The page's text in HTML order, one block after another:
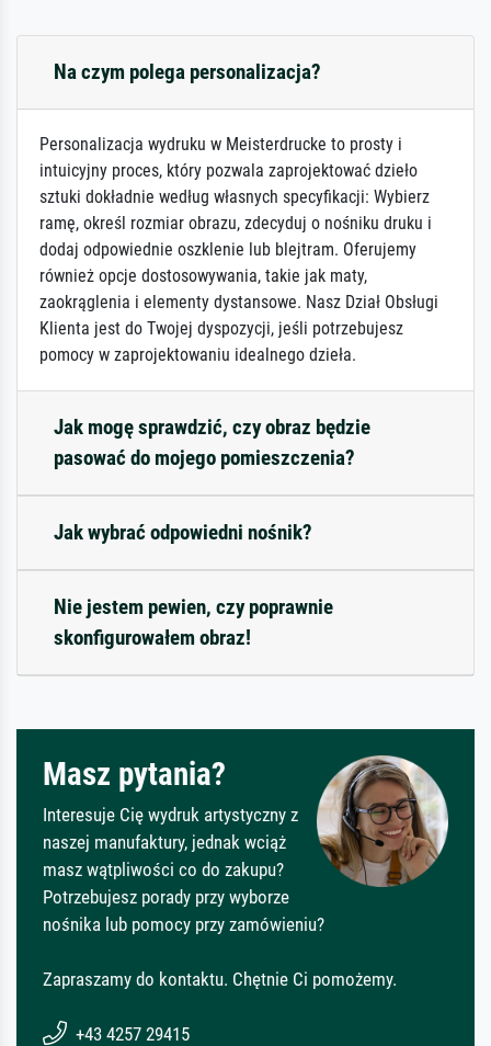
Na czym polega personalizacja?
Personalizacja wydruku w Meisterdrucke to prosty i
intuicyjny proces, który pozwala zaprojektować dzieło
sztuki dokładnie według własnych specyfikacji: Wybierz
ramę, określ rozmiar obrazu, zdecyduj o nośniku druku i
dodaj odpowiednie oszklenie lub blejtram. Oferujemy
również opcje dostosowywania, takie jak maty,
zaokrąglenia i elementy dystansowe. Nasz Dział Obsługi
Klienta jest do Twojej dyspozycji, jeśli potrzebujesz
pomocy w zaprojektowaniu idealnego dzieła.
Jak mogę sprawdzić, czy obraz będzie
pasować do mojego pomieszczenia?
Jak wybrać odpowiedni nośnik?
Nie jestem pewien, czy poprawnie
skonfigurowałem obraz!
Masz pytania?
Interesuje Cię wydruk artystyczny z
naszej manufaktury, jednak wciąż
masz wątpliwości co do zakupu?
Potrzebujesz porady przy wyborze
nośnika lub pomocy przy zamówieniu?
Zapraszamy do kontaktu. Chętnie Ci pomożemy.
+43 4257 29415